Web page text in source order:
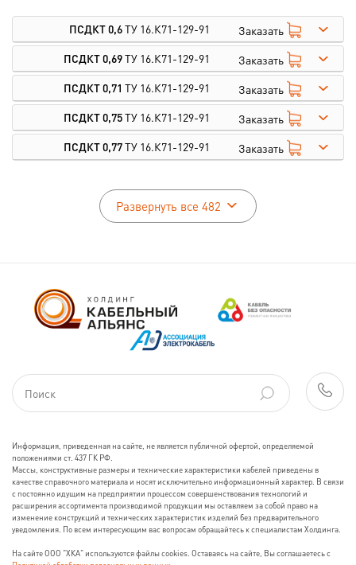
ПСДКТ 0,6ТУ 16.К71-129-91
Заказать
ПСДКТ 0,69ТУ 16.К71-129-91
Заказать
ПСДКТ 0,71 ТУ 16.К71-129-91
Заказать
ПСДКТ 0,75ТУ 16.К71-129-91
Заказать
ПСДКТ 0,77ТУ 16.К71-129-91 Заказать
Развернуть все 482
Информация, приведенная на сайте, не является публичной офертой, определяемой
положениями ст. 437 ГК РФ.
Массы, конструктивные размеры и технические характеристики кабелей приведены в
качестве справочного материала и носят исключительно информационный характер. В связи
с постоянно идущим на предприятии процессом совершенствования технологий и
расширения ассортимента производимой продукции мы оставляем за собой право на
изменение конструкций и технических характеристик изделий без предварительного
уведомления. По всем интересующим вас вопросам обращайтесь к специалистам Холдинга.
На сайте ООО "ХКА" используются файлы cookies. Оставаясь на сайте, Вы соглашаетесь с